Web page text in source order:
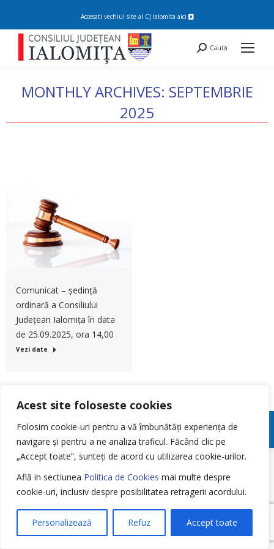
Acest site foloseste cookies
Folosim cookie-uri pentru a vă îmbunătăți experiența de
navigare și pentru a ne analiza traficul. Făcând clic pe
„Accept toate”, sunteți de acord cu utilizarea cookie-urilor.
Află in sectiunea Politica de Cookies mai multe despre
cookie-uri, inclusiv despre posibilitatea retragerii acordului.
Personalizează Refuz Accept toate
Accesati vechiul site al CJ Ialomita aici
Search:
Caută
MONTHLY ARCHIVES: SEPTEMBRIE
2025
Comunicat – ședință
ordinară a Consiliului
Județean Ialomița în data
de 25.09.2025, ora 14,00
Vezi date
Meniu Footer